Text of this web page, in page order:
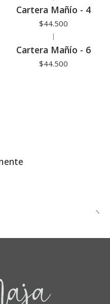
Cartera Mañío - 4
$44.500
|
Cartera Mañío - 6
$44.500